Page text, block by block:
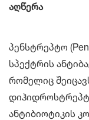
აღწერა
პენსტრეპტო
სპექტრის
რომელიც
ანტიბიოტიკის